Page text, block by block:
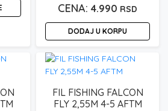
4.990 RSD
DODAJ U KORPU
FIL FISHING FALCON
FLY 2,55M 4-5 AFTM